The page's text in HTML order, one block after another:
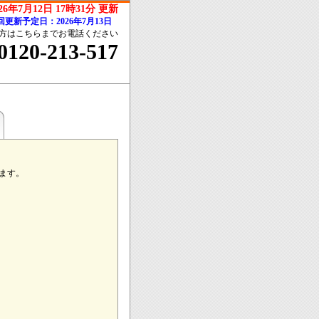
年7月12日 17時31分 更新
更新予定日：2026年7月13日
はこちらまでお電話ください
213-517
す。